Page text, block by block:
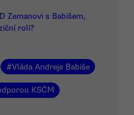
Zemanovi s Babišem,
roli?
#Vláda Andreje Babiše
KSČM